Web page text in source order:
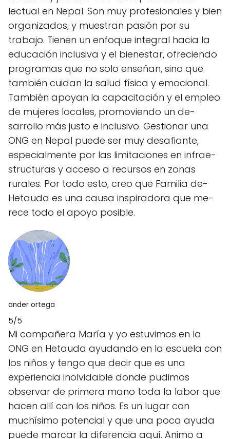
lectual en Nepal. Son muy profe­sionales y bien
organizados, y muestran pasión por su
trabajo. Tie­nen un enfoque inte­gral hacia la
educación inclusiva y el biene­star, ofreciendo
programas que no solo e­nseñan, sino que
también cuidan la salud física y emocional.
También apoyan la capacitación y e­l empleo
de muje­res locales, promoviendo un de­
sarrollo más justo e inclusivo. Gestionar una
ONG en Ne­pal puede ser muy de­safiante,
especialme­nte por las limitaciones en infrae­
structuras y acceso a recursos en zonas
rurale­s. Por todo esto, creo que Familia de­
Hetauda es una causa inspiradora que me­
rece todo el apoyo posible­.
ander ortega
5/5
Mi compañera María y yo estuvimos en la
ONG en Hetauda ayudando en la escuela con
los niños y tengo que decir que es una
experiencia inolvidable donde pudimos
observar de primera mano toda la labor que
hacen allí con los niños. Es un lugar con
muchísimo potencial y que una poca ayuda
puede marcar la diferencia aquí. Animo a